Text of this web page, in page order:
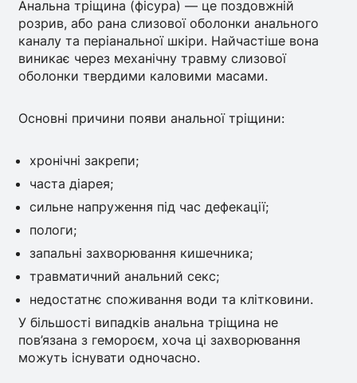
Анальна тріщина (фісура) — це поздовжній
розрив, або рана слизової оболонки анального
каналу та періанальної шкіри. Найчастіше вона
виникає через механічну травму слизової
оболонки твердими каловими масами.
Основні причини появи анальної тріщини:
хронічні закрепи;
часта діарея;
сильне напруження під час дефекації;
пологи;
запальні захворювання кишечника;
травматичний анальний секс;
недостатнє споживання води та клітковини.
У більшості випадків анальна тріщина не
пов’язана з гемороєм, хоча ці захворювання
можуть існувати одночасно.